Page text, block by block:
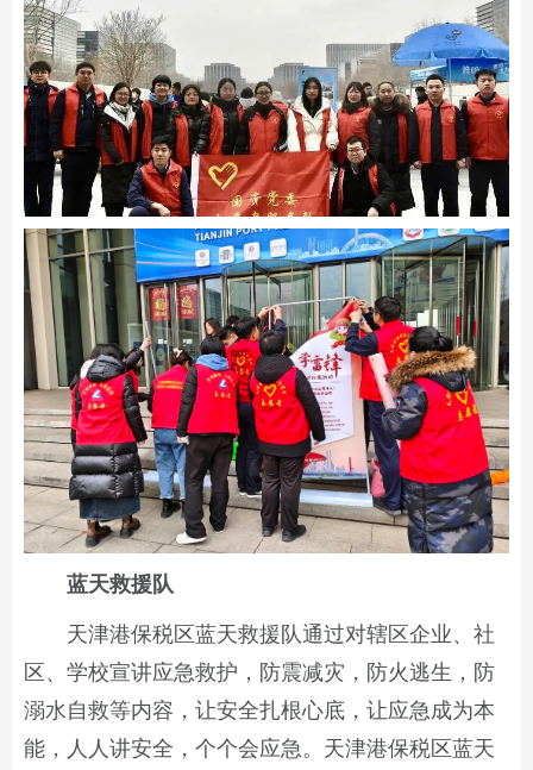
蓝天救援队
天津港保税区蓝天救援队通过对辖区企业、社
区、学校宣讲应急救护，防震减灾，防火逃生，防
溺水自救等内容，让安全扎根心底，让应急成为本
能，人人讲安全，个个会应急。天津港保税区蓝天